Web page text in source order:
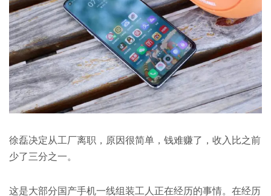
徐磊决定从工厂离职，原因很简单，钱难赚了，收入比之前
少了三分之一。
这是大部分国产手机一线组装工人正在经历的事情。在经历